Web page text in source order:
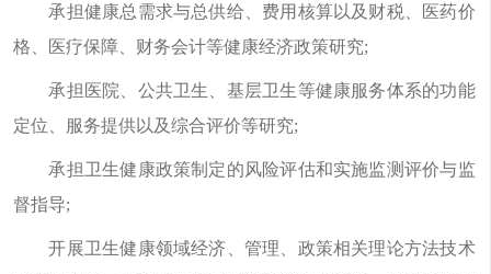
承担健康总需求与总供给、费用核算以及财税、医药价
格、医疗保障、财务会计等健康经济政策研究;
承担医院、公共卫生、基层卫生等健康服务体系的功能
定位、服务提供以及综合评价等研究;
承担卫生健康政策制定的风险评估和实施监测评价与监
督指导;
开展卫生健康领域经济、管理、政策相关理论方法技术